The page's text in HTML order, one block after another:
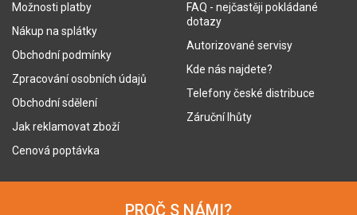
Možnosti platby
Nákup na splátky
Obchodní podmínky
Zpracování osobních údajů
Obchodní sdělení
Jak reklamovat zboží
Cenová poptávka
FAQ - nejčastěji pokládané
dotazy
Autorizované servisy
Kde nás najdete?
Telefony české distribuce
Záruční lhůty
PROČ S NÁMI?